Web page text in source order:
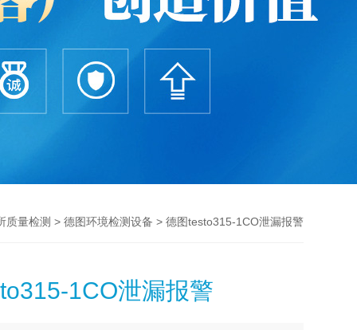
质量检测 > 德图环境检测设备 > 德图testo315-1CO泄漏报警
1CO泄漏报警